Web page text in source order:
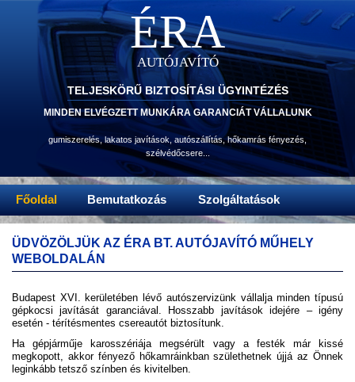
ÉRA
AUTÓJAVÍTÓ
TELJESKÖRŰ BIZTOSÍTÁSI ÜGYINTÉZÉS
MINDEN ELVÉGZETT MUNKÁRA GARANCIÁT VÁLLALUNK
gumiszerelés, lakatos javítások, autószállítás, hőkamrás fényezés,
szélvédőcsere...
Főoldal Bemutatkozás Szolgáltatások
ÜDVÖZÖLJÜK AZ ÉRA BT. AUTÓJAVÍTÓ MŰHELY
WEBOLDALÁN
Budapest XVI. kerületében lévő autószervizünk vállalja minden típusú
gépkocsi javítását garanciával. Hosszabb javítások idejére – igény
esetén - térítésmentes csereautót biztosítunk.
Ha gépjárműje karosszériája megsérült vagy a festék már kissé
megkopott, akkor fényező hőkamráinkban születhetnek újjá az Önnek
leginkább tetsző színben és kivitelben.